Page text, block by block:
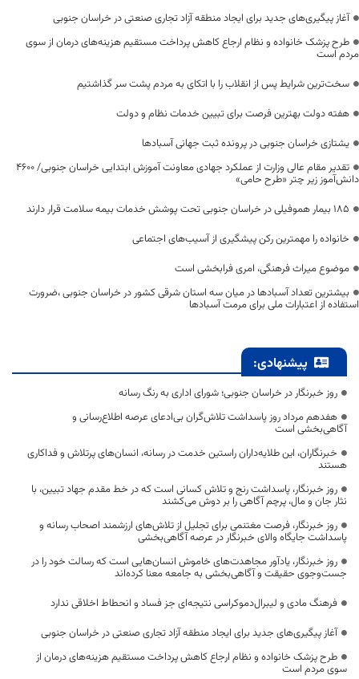
آغاز پیگیری‌های جدید برای ایجاد منطقه آزاد تجاری صنعتی در خراسان جنوبی
طرح پزشک خانواده و نظام ارجاع کاهش پرداخت مستقیم هزینه‌های درمان از سوی
مردم است
سخت‌ترین شرایط پس از انقلاب را با اتکای به مردم پشت سر گذاشتیم
هفته دولت بهترین فرصت برای تبیین خدمات نظام و دولت
یشتازی خراسان جنوبی در پرونده ثبت جهانی آسبادها
تقدیر مقام عالی وزارت از عملکرد جهادی معاونت آموزش ابتدایی خراسان جنوبی/ ۴۶۰۰
دانش‌آموز زیر چتر «طرح حامی»
۱۸۵ بیمار هموفیلی در خراسان جنوبی تحت پوشش خدمات بیمه سلامت قرار دارند
خانواده را مهمترین رکن پیشگیری از آسیب‌های اجتماعی
موضوع میراث فرهنگی، امری فرابخشی است
بیشترین تعداد آسبادها در میان سه استان شرقی کشور در خراسان جنوبی ،ضرورت
استفاده از اعتبارات ملی برای مرمت آسبادها
پیشنهادی:
روز خبرنگار در خراسان جنوبی؛ شورای اداری به رنگ رسانه
هفدهم مرداد روز پاسداشت تلاش‌گران بی‌ادعای عرصه اطلاع‌رسانی و
آگاهی‌بخشی است
خبرنگاران، این طلایه‌داران راستین خدمت در رسانه، انسان‌های پرتلاش و فداکاری
هستند
روز خبرنگار، پاسداشت رنج و تلاش کسانی است که در خط مقدم جهاد تبیین، با
نثار جان و مال، پرچم آگاهی را بر دوش می‌کشند
روز خبرنگار، فرصت مغتنمی برای تجلیل از تلاش‌های ارزشمند اصحاب رسانه و
پاسداشت جایگاه والای خبرنگار در عرصه آگاهی‌بخشی
روز خبرنگار، یادآور مجاهدت‌های خاموش انسان‌هایی است که رسالت خود را در
جست‌وجوی حقیقت و آگاهی‌بخشی به جامعه معنا کرده‌اند
فرهنگ مادی و لیبرال‌دموکراسی نتیجه‌ای جز فساد و انحطاط اخلاقی ندارد
آغاز پیگیری‌های جدید برای ایجاد منطقه آزاد تجاری صنعتی در خراسان جنوبی
طرح پزشک خانواده و نظام ارجاع کاهش پرداخت مستقیم هزینه‌های درمان از
سوی مردم است